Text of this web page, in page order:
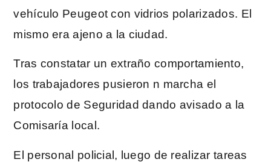
vehículo Peugeot con vidrios polarizados. El
mismo era ajeno a la ciudad.
Tras constatar un extraño comportamiento,
los trabajadores pusieron n marcha el
protocolo de Seguridad dando avisado a la
Comisaría local.
El personal policial, luego de realizar tareas